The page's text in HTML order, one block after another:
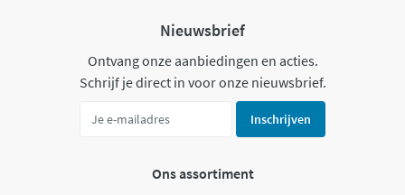
Nieuwsbrief
Ontvang onze aanbiedingen en acties.
Schrijf je direct in voor onze nieuwsbrief.
Inschrijven
Ons assortiment